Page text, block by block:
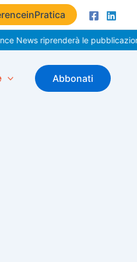
News riprenderà le pubblicazioni
Abbonati